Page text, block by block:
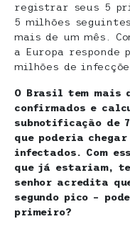
registrar seus 5
5 milhões
mais de um mês.
a Europa responde
milhões de
O Brasil tem mais
confirmados e
subnotificação de
que poderia
infectados. Com
que já estariam,
senhor acredita
segundo pico –
primeiro?